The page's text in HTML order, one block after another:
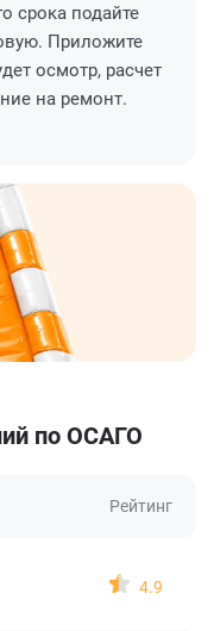
срока подайте
Приложите
осмотр, расчет
на ремонт.
по ОСАГО
Рейтинг
4.9